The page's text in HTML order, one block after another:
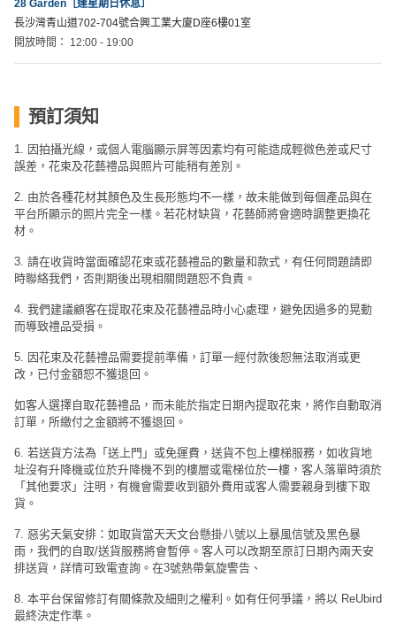
28 Garden［逢星期日休息］
長沙灣青山道702-704號合興工業大廈D座6樓01室
開放時間： 12:00 - 19:00
預訂須知
1. 因拍攝光線，或個人電腦顯示屏等因素均有可能造成輕微色差或尺寸
誤差，花束及花藝禮品與照片可能稍有差別。
2. 由於各種花材其顏色及生長形態均不一樣，故未能做到每個產品與在
平台所顯示的照片完全一樣。若花材缺貨，花藝師將會適時調整更換花
材。
3. 請在收貨時當面確認花束或花藝禮品的數量和款式，有任何問題請即
時聯絡我們，否則期後出現相關問題恕不負責。
4. 我們建議顧客在提取花束及花藝禮品時小心處理，避免因過多的晃動
而導致禮品受損。
5. 因花束及花藝禮品需要提前準備，訂單一經付款後恕無法取消或更
改，已付金額恕不獲退回。
如客人選擇自取花藝禮品，而未能於指定日期內提取花束，將作自動取消
訂單，所繳付之金額將不獲退回。
6. 若送貨方法為「送上門」或免運費，送貨不包上樓梯服務，如收貨地
址沒有升降機或位於升降機不到的樓層或電梯位於一樓，客人落單時須於
「其他要求」注明，有機會需要收到額外費用或客人需要親身到樓下取
貨。
7. 惡劣天氣安排：如取貨當天天文台懸掛八號以上暴風信號及黑色暴
雨，我們的自取/送貨服務將會暫停。客人可以改期至原訂日期內兩天安
排送貨，詳情可致電查詢。在3號熱帶氣旋警告、
8. 本平台保留修訂有關條款及細則之權利。如有任何爭議，將以 ReUbird
最終決定作準。